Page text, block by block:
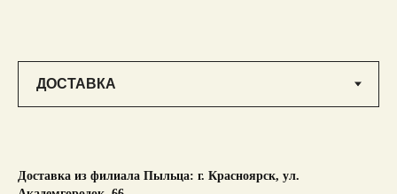
Доставка из филиала Пыльца: г. Красноярск, ул.